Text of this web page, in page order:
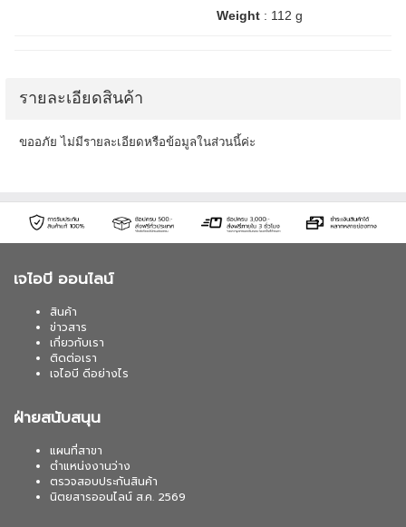
Weight : 112 g
รายละเอียดสินค้า
ขออภัย ไม่มีรายละเอียดหรือข้อมูลในส่วนนี้ค่ะ
เจไอบี ออนไลน์
สินค้า
ข่าวสาร
เกี่ยวกับเรา
ติดต่อเรา
เจไอบี ดีอย่างไร
ฝ่ายสนับสนุน
แผนที่สาขา
ตำแหน่งงานว่าง
ตรวจสอบประกันสินค้า
นิตยสารออนไลน์ ส.ค. 2569